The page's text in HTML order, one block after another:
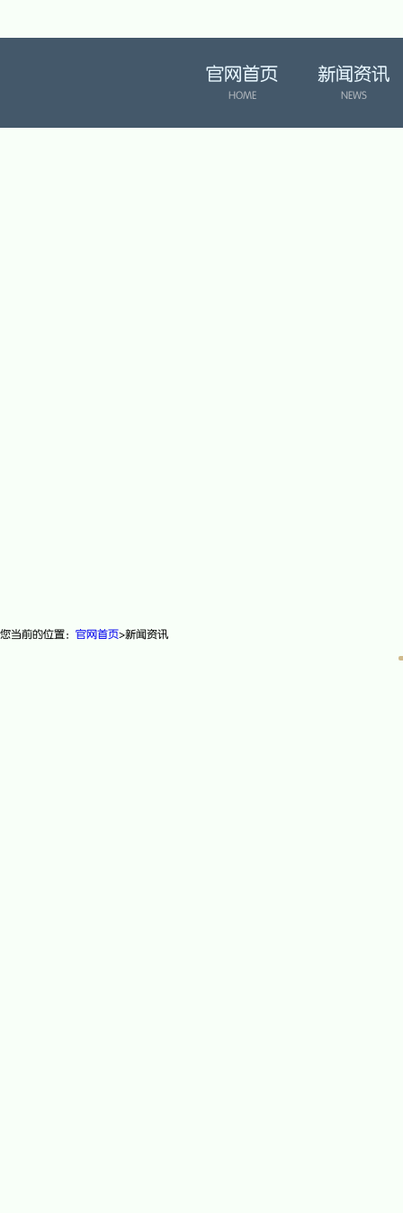
官网首页
HOME
新闻资讯
NEWS
您当前的位置： 官网首页>新闻资讯